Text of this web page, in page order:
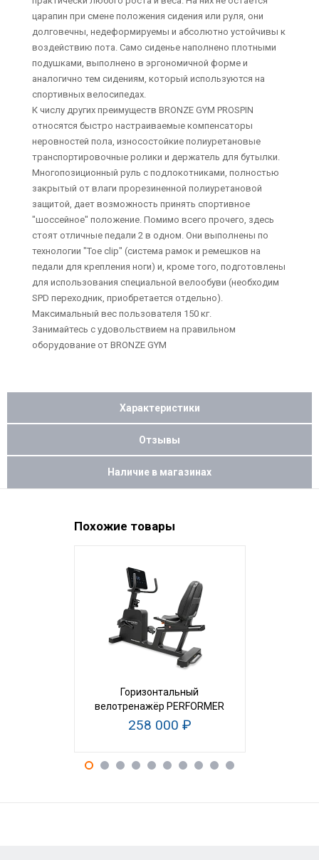
царапин при смене положения сидения или руля, они
долговечны, недеформируемы и абсолютно устойчивы к
воздействию пота. Само сиденье наполнено плотными
подушками, выполнено в эргономичной форме и
аналогично тем сидениям, который используются на
спортивных велосипедах.
К числу других преимуществ BRONZE GYM PROSPIN
относятся быстро настраиваемые компенсаторы
неровностей пола, износостойкие полиуретановые
транспортировочные ролики и держатель для бутылки.
Многопозиционный руль с подлокотниками, полностью
закрытый от влаги прорезиненной полиуретановой
защитой, дает возможность принять спортивное
"шоссейное" положение. Помимо всего прочего, здесь
стоят отличные педали 2 в одном. Они выполнены по
технологии "Toe clip" (система рамок и ремешков на
педали для крепления ноги) и, кроме того, подготовлены
для использования специальной велообуви (необходим
SPD переходник, приобретается отдельно).
Максимальный вес пользователя 150 кг.
Занимайтесь с удовольствием на правильном
оборудование от BRONZE GYM
Характеристики
Отзывы
Наличие в магазинах
Похожие товары
Горизонтальный
велотренажёр PERFORMER
RB
258 000 ₽